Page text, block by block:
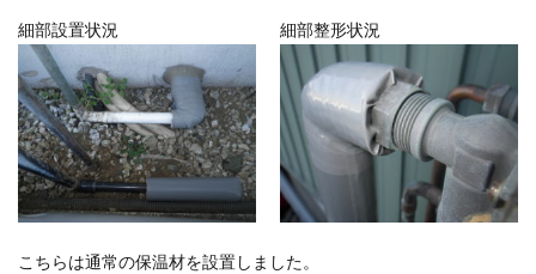
細部設置状況 細部整形状況
こちらは通常の保温材を設置しました。